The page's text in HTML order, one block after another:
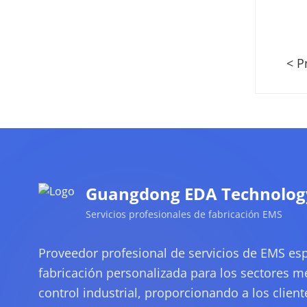
<
Guangdong EDA
Servicios profesionales de fabricación EMS
Proveedor profesional de servicios de EMS
fabricación personalizada para los sectores
control industrial, proporcionando a los